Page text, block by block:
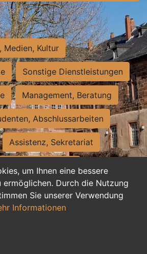
um Ihnen eine bessere
Durch die Nutzung
Sie unserer Verwendung
Informationen
Medien, Kultur
Sonstige Dienstleistungen
Management, Beratung
Abschlussarbeiten
Assistenz, Sekretariat
und Nebenjobs
Materialwirtschaft
duale Ausbildung